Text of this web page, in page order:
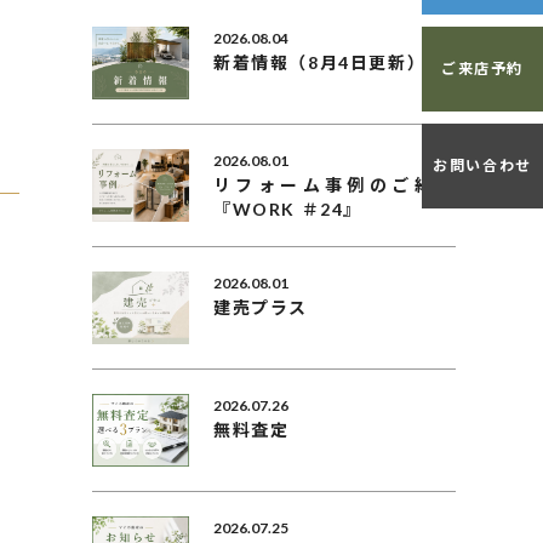
ご来店予約
お問い合わせ
2026.08.04
新着情報（8月4日更新）
2026.08.01
リフォーム事例のご紹介
『WORK ＃24』
2026.08.01
建売プラス
2026.07.26
無料査定
2026.07.25